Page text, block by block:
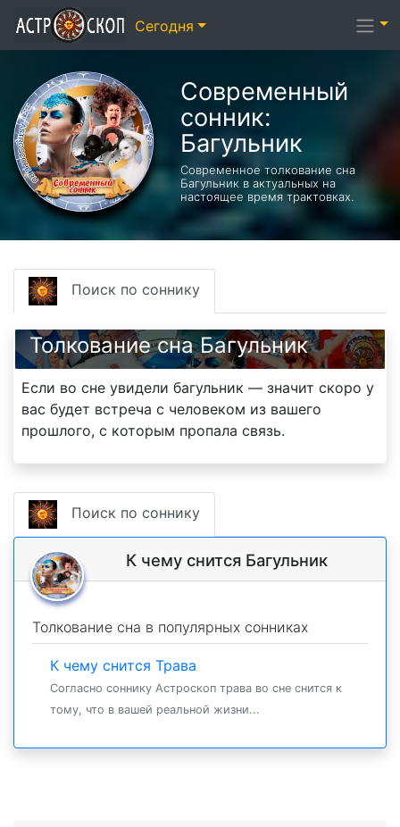
Современный
сонник:
Багульник
Современное толкование сна
Багульник в актуальных на
настоящее время трактовках.
Поиск по соннику
Толкование сна Багульник
Если во сне увидели багульник — значит скоро у
вас будет встреча с человеком из вашего
прошлого, с которым пропала связь.
Поиск по соннику
К чему снится Багульник
Толкование сна в популярных сонниках
К чему снится Трава
Согласно соннику Астроскоп трава во сне снится к
тому, что в вашей реальной жизни...
Сегодня